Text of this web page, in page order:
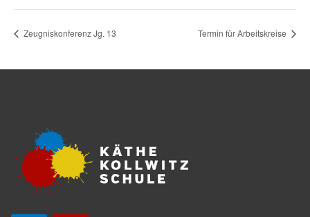
Zeugniskonferenz Jg. 13 Termin für Arbeitskreise